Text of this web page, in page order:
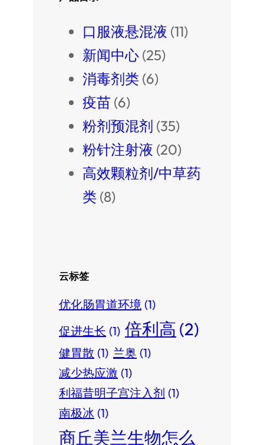
口服液悬混液 (11)
新闻中心 (25)
消毒剂类 (6)
疫苗 (6)
粉剂预混剂 (35)
粉针注射液 (20)
高效颗粒剂/中草药
类 (8)
云标签
优化肠胃道环境 (1)
促进生长 (1) 倍利高(2)
健胃散 (1) 兰奥 (1)
减少热应激 (1)
利福昔明子宫注入剂 (1)
南极冰 (1)
商丘美兰生物怎么